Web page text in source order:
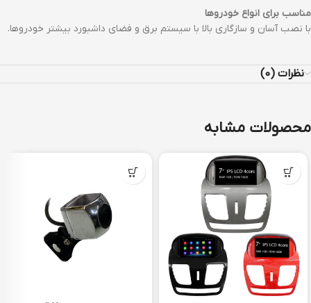
مناسب برای انواع خودروها
با نصب آسان و سازگاری بالا با سیستم برق و فضای داشبورد بیشتر خودروها.
نظرات (0)
محصولات مشابه